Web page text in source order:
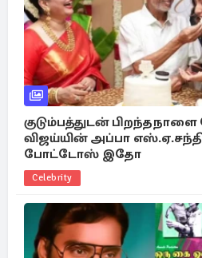
குடும்பத்துடன்
விஜய்யின் அப்பா
போட்டோஸ் இதோ
Celebrity